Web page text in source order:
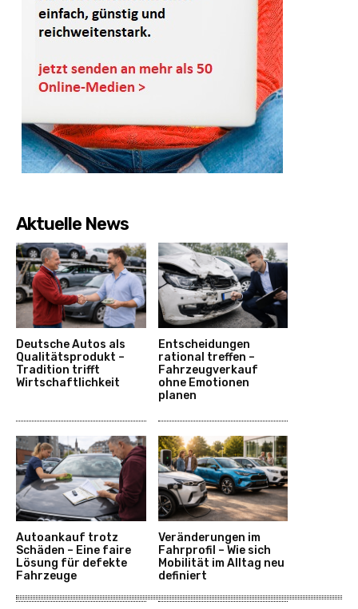
Aktuelle News
Deutsche Autos als
Qualitätsprodukt –
Tradition trifft
Wirtschaftlichkeit
Entscheidungen
rational treffen –
Fahrzeugverkauf
ohne Emotionen
planen
Autoankauf trotz
Schäden – Eine faire
Lösung für defekte
Fahrzeuge
Veränderungen im
Fahrprofil – Wie sich
Mobilität im Alltag neu
definiert